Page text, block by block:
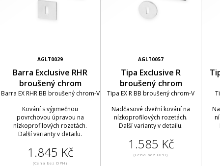
AGLT0029
Barra Exclusive RHR
broušený chrom
Barra EX RHR BB broušený chrom-V
Kování s výjimečnou
povrchovou úpravou na
nízkoprofilových rozetách.
Další varianty v detailu.
1.845 Kč
(Cena bez DPH)
AGLT0057
Tipa Exclusive R
broušený chrom
Tipa EX R BB broušený chrom-V
Nadčasové dveřní kování na
nízkoprofilových rozetách.
Další varianty v detailu.
1.585 Kč
(Cena bez DPH)